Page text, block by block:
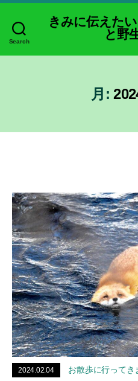
Search
きみに伝えた
と野
月:
2024.02.04 お散歩に行ってき